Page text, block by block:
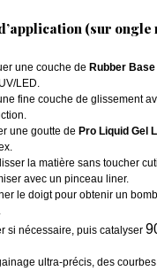
(sur ongle
une couche de Rubber
LED.
fine couche de glissement
une goutte de Pro Liquid Gel
la matière sans toucher
avec un pinceau liner.
le doigt pour obtenir un
si nécessaire, puis catalyser
ultra-précis, des